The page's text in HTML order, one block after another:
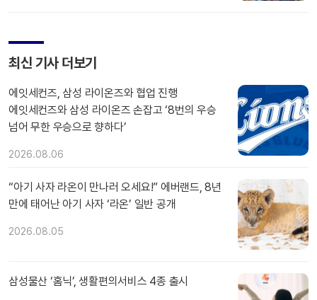
최신 기사 더보기
에잇세컨즈, 삼성 라이온즈와 협업 진행
에잇세컨즈와 삼성 라이온즈 손잡고 ‘8번의 우승
넘어 무한 우승으로 향하다’
2026.08.06
“아기 사자 라온이 만나러 오세요!” 에버랜드, 8년
만에 태어난 아기 사자 ‘라온’ 일반 공개
2026.08.05
삼성물산 ‘홈닉’, 생활편의서비스 4종 출시